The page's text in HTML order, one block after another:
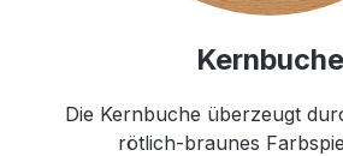
Kernbuche
Die Kernbuche überzeugt
rötlich-braunes